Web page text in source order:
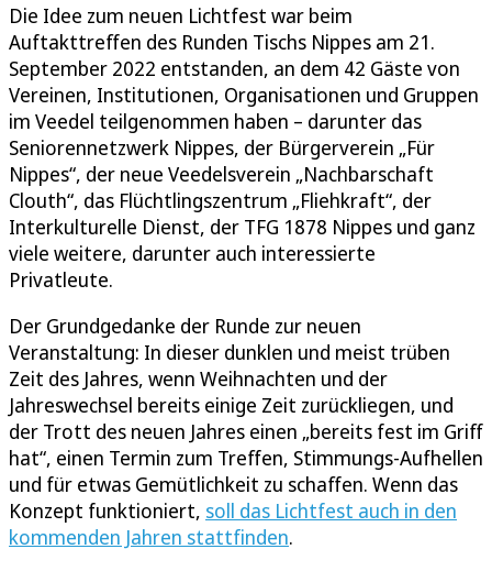
Die Idee zum neuen Lichtfest war beim
Auftakttreffen des Runden Tischs Nippes am 21.
September 2022 entstanden, an dem 42 Gäste von
Vereinen, Institutionen, Organisationen und Gruppen
im Veedel teilgenommen haben – darunter das
Seniorennetzwerk Nippes, der Bürgerverein „Für
Nippes“, der neue Veedelsverein „Nachbarschaft
Clouth“, das Flüchtlingszentrum „Fliehkraft“, der
Interkulturelle Dienst, der TFG 1878 Nippes und ganz
viele weitere, darunter auch interessierte
Privatleute.
Der Grundgedanke der Runde zur neuen
Veranstaltung: In dieser dunklen und meist trüben
Zeit des Jahres, wenn Weihnachten und der
Jahreswechsel bereits einige Zeit zurückliegen, und
der Trott des neuen Jahres einen „bereits fest im Griff
hat“, einen Termin zum Treffen, Stimmungs-Aufhellen
und für etwas Gemütlichkeit zu schaffen. Wenn das
Konzept funktioniert, soll das Lichtfest auch in den
kommenden Jahren stattfinden.